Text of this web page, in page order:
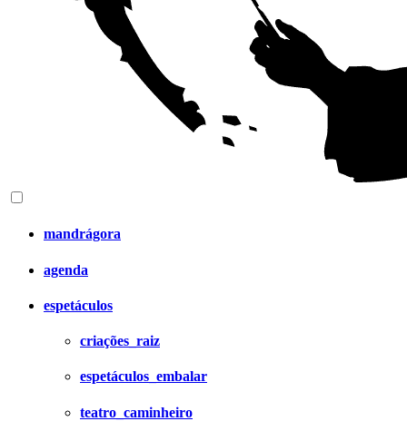
mandrágora
agenda
espetáculos
criações_raiz
espetáculos_embalar
teatro_caminheiro